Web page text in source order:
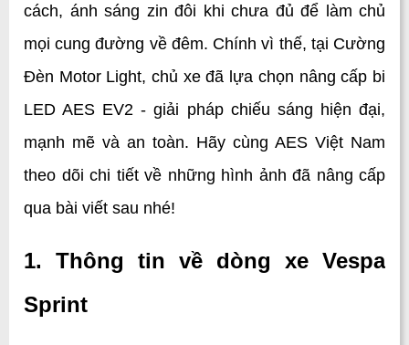
cách, ánh sáng zin đôi khi chưa đủ để làm chủ
mọi cung đường về đêm. Chính vì thế, tại Cường
Đèn Motor Light, chủ xe đã lựa chọn nâng cấp bi
LED AES EV2 - giải pháp chiếu sáng hiện đại,
mạnh mẽ và an toàn. Hãy cùng AES Việt Nam
theo dõi chi tiết về những hình ảnh đã nâng cấp
qua bài viết sau nhé!
1. Thông tin về dòng xe Vespa
Sprint